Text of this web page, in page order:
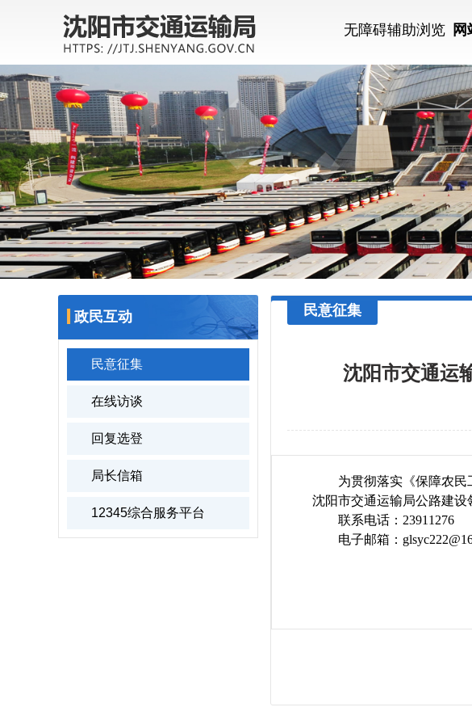
无障碍辅助浏览 网
政民互动
民意征集
在线访谈
回复选登
局长信箱
12345综合服务平台
民意征集
沈阳市交通运
为贯彻落实《保障农
沈阳市交通运输局公路建设
联系电话：23911276
电子邮箱：
沈阳